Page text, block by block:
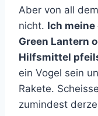
Aber von all
nicht. Ich meine
Green Lantern
Hilfsmittel
ein Vogel sein
Rakete.
zumindest